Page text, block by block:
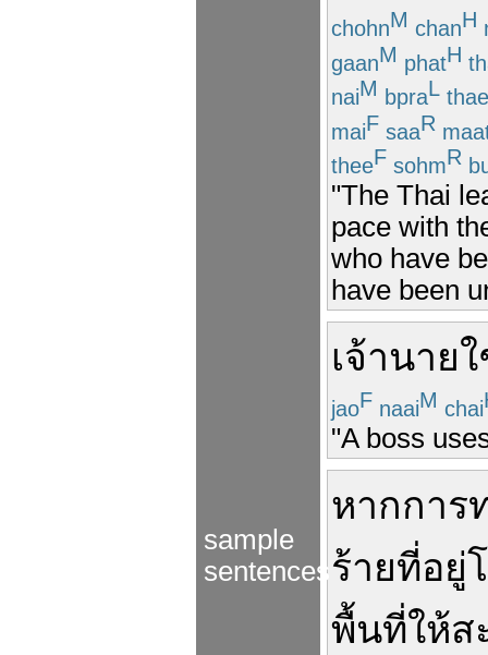
sample
sentences
chohnM chanH
gaanM phatH
naiM bpraL
maiF saaR
theeF sohmR
"The Thai
pace with
who have
have been
เจ้านาย
jaoF naaiM chai
"A boss
หากการ
ร้ายที่อยู่
พื้นที่ให้ส